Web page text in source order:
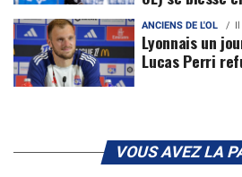
ANCIENS DE L'OL
Lyonnais un
Lucas Perri
VOUS AVEZ LA